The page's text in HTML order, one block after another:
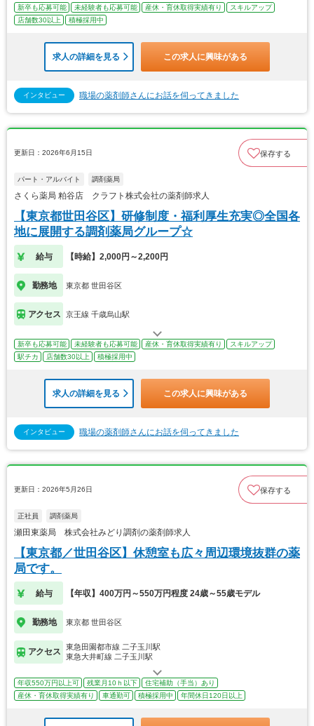
新卒も応募可能 未経験者も応募可能 産休・育休取得実績有り
スキルアップ
店舗数30以上
積極採用中
求人の詳細を見る この求人に興味がある
インタビュー 職場の薬剤師さんにお話を伺ってきました
更新日：2026年6月15日 保存する
パート・アルバイト 調剤薬局
さくら薬局 粕谷店 クラフト株式会社の薬剤師求人
【東京都世田谷区】研修制度・福利厚生充実◎全国各
地に展開する調剤薬局グループ☆
給与 【時給】2,000円～2,200円
勤務地 東京都 世田谷区
アクセス 京王線 千歳烏山駅
新卒も応募可能 未経験者も応募可能 産休・育休取得実績有り
スキルアップ
駅チカ
店舗数30以上 積極採用中
求人の詳細を見る この求人に興味がある
インタビュー 職場の薬剤師さんにお話を伺ってきました
更新日：2026年5月26日 保存する
正社員 調剤薬局
瀬田東薬局 株式会社みどり調剤の薬剤師求人
【東京都／世田谷区】休憩室も広々周辺環境抜群の薬
局です。
給与 【年収】400万円～550万円程度 24歳～55歳モデル
勤務地 東京都 世田谷区
アクセス
東急田園都市線 二子玉川駅
東急大井町線 二子玉川駅
年収550万円以上可 残業月10ｈ以下
住宅補助（手当）あり
産休・育休取得実績有り
車通勤可 積極採用中 年間休日120日以上